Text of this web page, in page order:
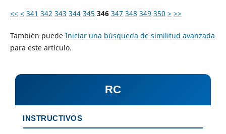
<< < 341 342 343 344 345 346 347 348 349 350 > >>
También puede Iniciar una búsqueda de similitud avanzada
para este artículo.
RC
INSTRUCTIVOS